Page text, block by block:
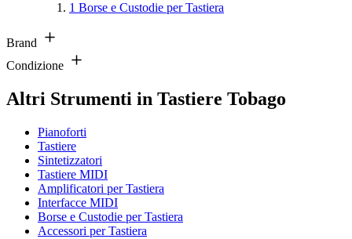
1 Borse e Custodie per Tastiera
Brand
Condizione
Altri Strumenti in Tastiere Tobago
Pianoforti
Tastiere
Sintetizzatori
Tastiere MIDI
Amplificatori per Tastiera
Interfacce MIDI
Borse e Custodie per Tastiera
Accessori per Tastiera